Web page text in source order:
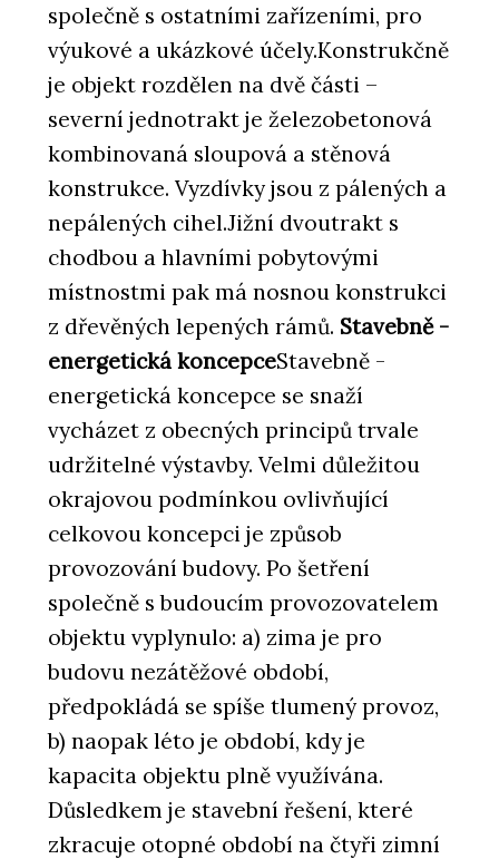
společně s ostatními zařízeními, pro
výukové a ukázkové účely.Konstrukčně
je objekt rozdělen na dvě části –
severní jednotrakt je železobetonová
kombinovaná sloupová a stěnová
konstrukce. Vyzdívky jsou z pálených a
nepálených cihel.Jižní dvoutrakt s
chodbou a hlavními pobytovými
místnostmi pak má nosnou konstrukci
z dřevěných lepených rámů. Stavebně -
energetická koncepceStavebně -
energetická koncepce se snaží
vycházet z obecných principů trvale
udržitelné výstavby. Velmi důležitou
okrajovou podmínkou ovlivňující
celkovou koncepci je způsob
provozování budovy. Po šetření
společně s budoucím provozovatelem
objektu vyplynulo: a) zima je pro
budovu nezátěžové období,
předpokládá se spíše tlumený provoz,
b) naopak léto je období, kdy je
kapacita objektu plně využívána.
Důsledkem je stavební řešení, které
zkracuje otopné období na čtyři zimní